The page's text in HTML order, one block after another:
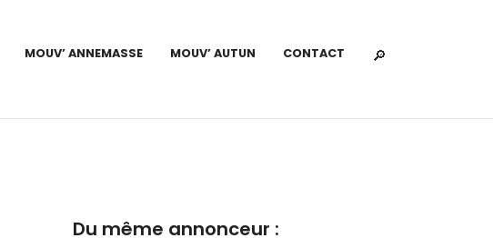
MOUV’ ANNEMASSE MOUV’ AUTUN CONTACT
Du même annonceur :